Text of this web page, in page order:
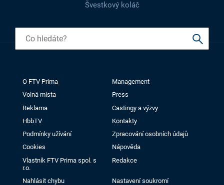
Švestkový koláč
O FTV Prima
Management
Volná místa
Press
Reklama
Castingy a výzvy
HbbTV
Kontakty
Podmínky užívání
Zpracování osobních údajů
Cookies
Nápověda
Vlastník FTV Prima spol. s
r.o.
Redakce
Nahlásit chybu Nastavení soukromí